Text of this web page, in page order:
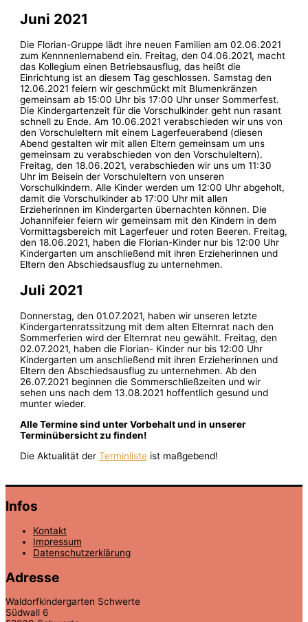
Juni 2021
Die Florian-Gruppe lädt ihre neuen Familien am 02.06.2021
zum Kennnenlernabend ein. Freitag, den 04.06.2021, macht
das Kollegium einen Betriebsausflug, das heißt die
Einrichtung ist an diesem Tag geschlossen. Samstag den
12.06.2021 feiern wir geschmückt mit Blumenkränzen
gemeinsam ab 15:00 Uhr bis 17:00 Uhr unser Sommerfest.
Die Kindergartenzeit für die Vorschulkinder geht nun rasant
schnell zu Ende. Am 10.06.2021 verabschieden wir uns von
den Vorschuleltern mit einem Lagerfeuerabend (diesen
Abend gestalten wir mit allen Eltern gemeinsam um uns
gemeinsam zu verabschieden von den Vorschuleltern).
Freitag, den 18.06.2021, verabschieden wir uns um 11:30
Uhr im Beisein der Vorschuleltern von unseren
Vorschulkindern. Alle Kinder werden um 12:00 Uhr abgeholt,
damit die Vorschulkinder ab 17:00 Uhr mit allen
Erzieherinnen im Kindergarten übernachten können. Die
Johannifeier feiern wir gemeinsam mit den Kindern in dem
Vormittagsbereich mit Lagerfeuer und roten Beeren. Freitag,
den 18.06.2021, haben die Florian-Kinder nur bis 12:00 Uhr
Kindergarten um anschließend mit ihren Erzieherinnen und
Eltern den Abschiedsausflug zu unternehmen.
Juli 2021
Donnerstag, den 01.07.2021, haben wir unseren letzte
Kindergartenratssitzung mit dem alten Elternrat nach den
Sommerferien wird der Elternrat neu gewählt. Freitag, den
02.07.2021, haben die Florian- Kinder nur bis 12:00 Uhr
Kindergarten um anschließend mit ihren Erzieherinnen und
Eltern den Abschiedsausflug zu unternehmen. Ab den
26.07.2021 beginnen die Sommerschließzeiten und wir
sehen uns nach dem 13.08.2021 hoffentlich gesund und
munter wieder.
Alle Termine sind unter Vorbehalt und in unserer
Terminübersicht zu finden!
Die Aktualität derTerminliste ist maßgebend!
Infos
Kontakt
Impressum
Datenschutzerklärung
Adresse
Waldorfkindergarten Schwerte
Südwall 6